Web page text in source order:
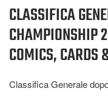
CLASSIFICA
CHAMPIONSHIP
COMICS, CARDS
Classifica Generale